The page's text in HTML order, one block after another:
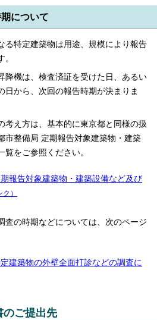
について
る特定建築物は用途、規模により報告
降機は、検査済証を受けた日、あるい
日から、次回の報告時期が決まりま
考え方は、基本的に東京都と同様の扱
市整備局 定期報告対象建築物・建築
をご参照ください。
報告対象建築物・建築設備など及び
）
査の時期などについては、次のページ
建築物の外壁全面打診などの調査に
のご提出先